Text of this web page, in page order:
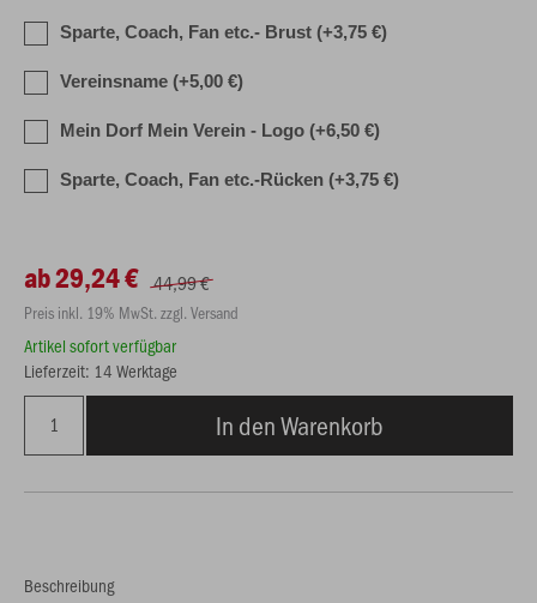
Sparte, Coach, Fan etc.- Brust (+3,75 €)
Vereinsname (+5,00 €)
Mein Dorf Mein Verein - Logo (+6,50 €)
Sparte, Coach, Fan etc.-Rücken (+3,75 €)
ab 29,24 € 44,99 €
Preis inkl. 19% MwSt. zzgl. Versand
Artikel sofort verfügbar
Lieferzeit: 14 Werktage
In den Warenkorb
Beschreibung